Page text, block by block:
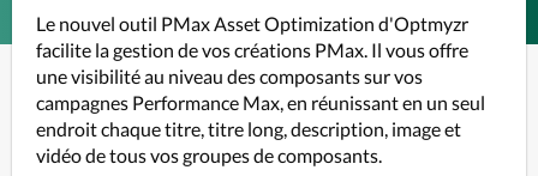
Le nouvel outil PMax Asset Optimization d'Optmyzr
facilite la gestion de vos créations PMax. Il vous offre
une visibilité au niveau des composants sur vos
campagnes Performance Max, en réunissant en un seul
endroit chaque titre, titre long, description, image et
vidéo de tous vos groupes de composants.